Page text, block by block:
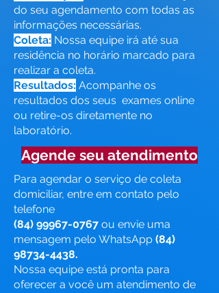
do seu agendamento com todas as
informações necessárias.
Coleta: Nossa equipe irá até sua
residência no horário marcado para
realizar a coleta.
Resultados: Acompanhe os
resultados dos seus exames online
ou retire-os diretamente no
laboratório.
Agende seu atendimento
Para agendar o serviço de coleta
domiciliar, entre em contato pelo
telefone
(84) 99967-0767 ou envie uma
mensagem pelo WhatsApp (84)
98734-4438.
Nossa equipe está pronta para
oferecer a você um atendimento de